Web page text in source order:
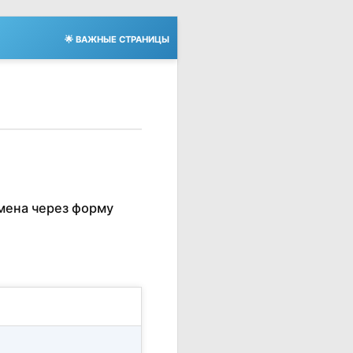
🌟 ВАЖНЫЕ СТРАНИЦЫ
через форму